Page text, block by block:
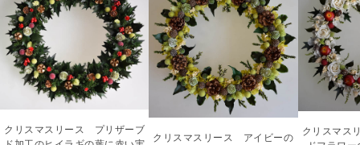
クリスマスリース プリザーブ
クリスマスリース アイビーの
クリスマス